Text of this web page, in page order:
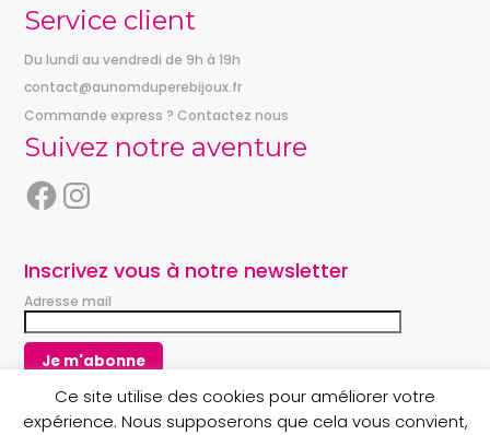
Service client
Du lundi au vendredi de 9h à 19h
contact@aunomduperebijoux.fr
Commande express ? Contactez nous
Suivez notre aventure
F
e
b
o
k
t
a
g
a
m
Inscrivez vous à notre newsletter
Adresse mail
Ce site utilise des cookies pour améliorer votre
expérience. Nous supposerons que cela vous convient,